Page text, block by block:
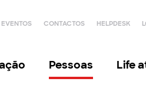
EVENTOS CONTACTOS HELPDESK
Pessoas Life